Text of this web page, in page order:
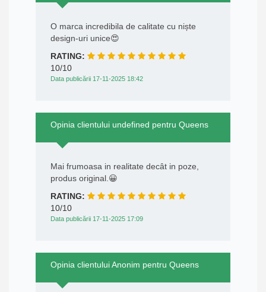
O marca incredibila de calitate cu niște
design-uri unice😍
RATING:
10/10
Data publicării 17-11-2025 18:42
Opinia clientului undefined pentru Queens
Mai frumoasa in realitate decât in poze,
produs original.😀
RATING:
10/10
Data publicării 17-11-2025 17:09
Opinia clientului Anonim pentru Queens